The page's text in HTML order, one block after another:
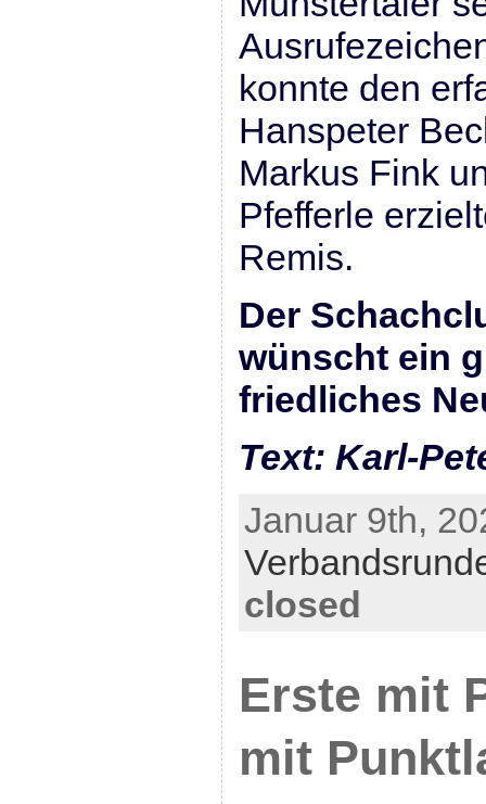
konnte den
Hanspeter
Markus Fink
Pfefferle
Remis.
Der
wünscht ein
friedliches
Text: Karl-
Januar 9th,
closed
Erste mit
mit